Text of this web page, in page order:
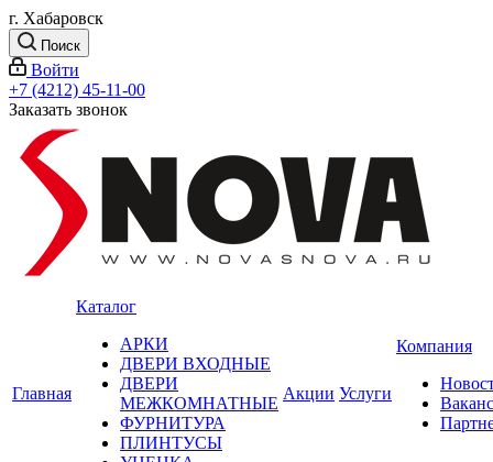
г. Хабаровск
Поиск
Войти
+7 (4212) 45-11-00
Заказать звонок
Главная
Каталог
АРКИ
ДВЕРИ ВХОДНЫЕ
ДВЕРИ
МЕЖКОМНАТНЫЕ
ФУРНИТУРА
ПЛИНТУСЫ
Акции Услуги
Компания